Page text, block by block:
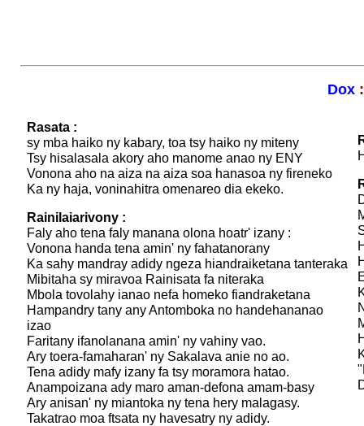
Dox
Rasata :
sy mba haiko ny kabary, toa tsy haiko ny miteny
Tsy hisalasala akory aho manome anao ny ENY
Vonona aho na aiza na aiza soa hanasoa ny fireneko
Ka ny haja, voninahitra omenareo dia ekeko.
Rainilaiarivony :
Faly aho tena faly manana olona hoatr' izany :
Vonona handa tena amin' ny fahatanorany
Ka sahy mandray adidy ngeza hiandraiketana tanteraka
Mibitaha sy miravoa Rainisata fa niteraka
Mbola tovolahy ianao nefa homeko fiandraketana
Hampandry tany any Antomboka no handehananao
izao
Faritany ifanolanana amin' ny vahiny vao.
Ary toera-famaharan' ny Sakalava anie no ao.
Tena adidy mafy izany fa tsy moramora hatao.
Anampoizana ady maro aman-defona amam-basy
Ary anisan' ny miantoka ny tena hery malagasy.
Takatrao moa ftsata ny havesatry ny adidy.